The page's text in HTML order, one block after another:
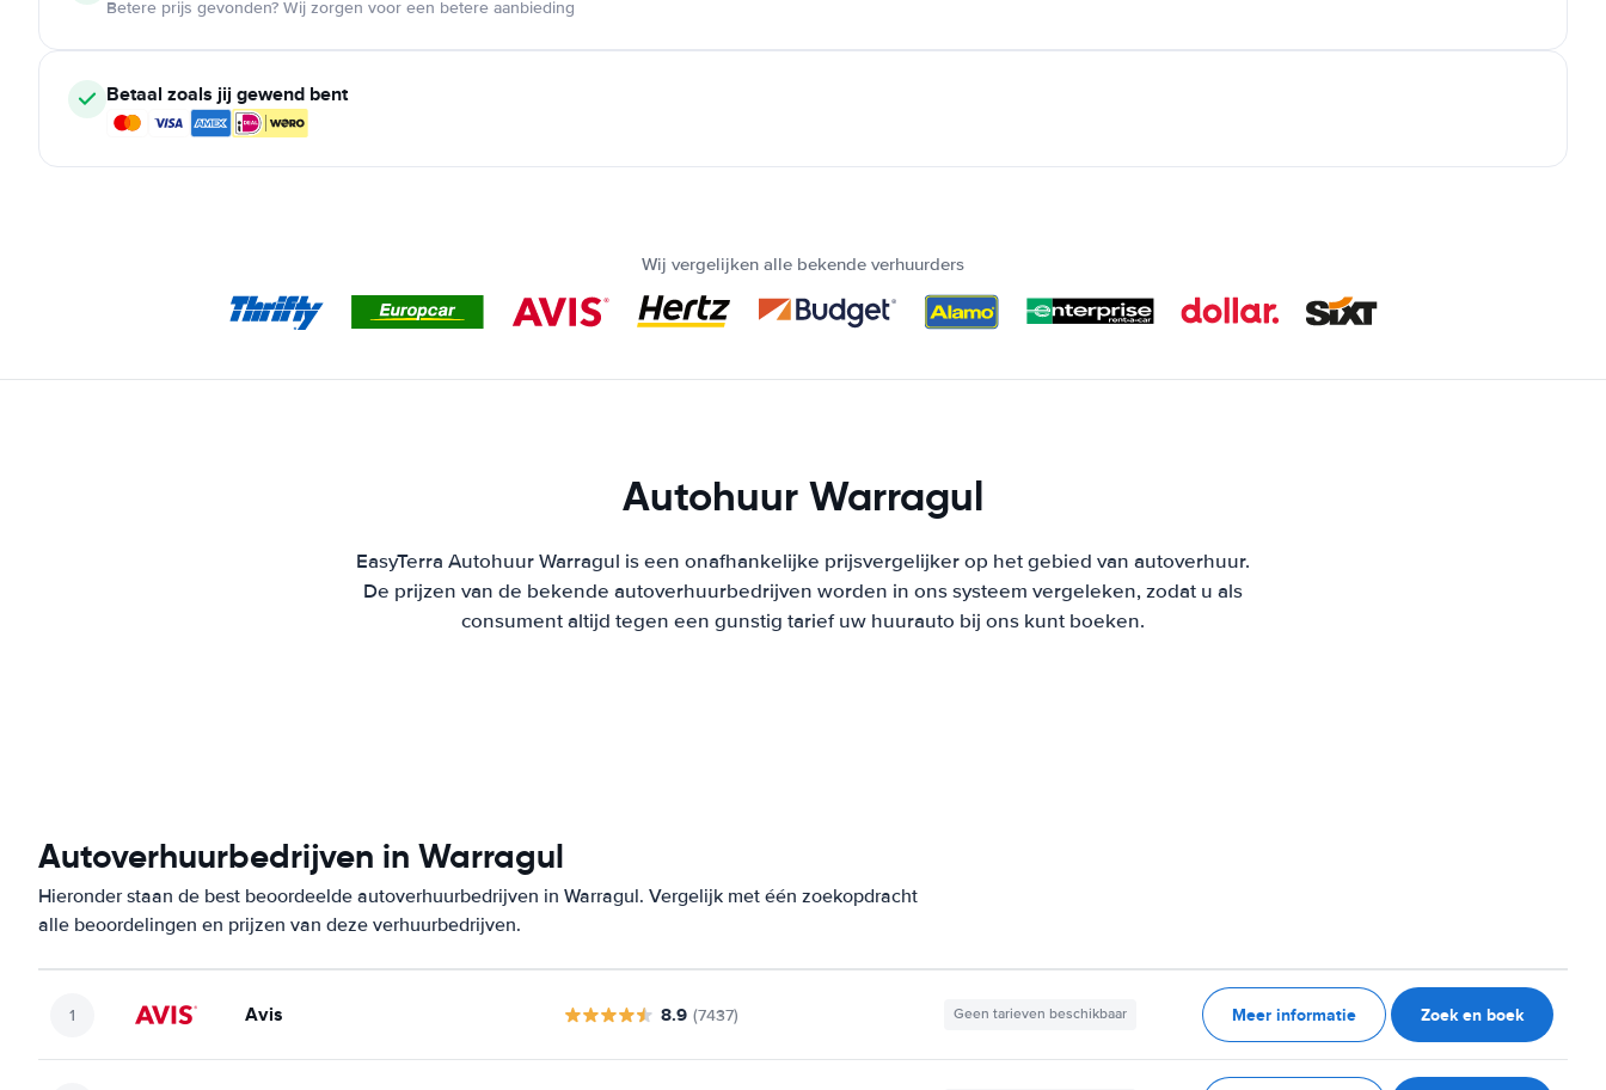
Betere prijs gevonden? Wij zorgen voor een betere aanbieding
Betaal zoals jij gewend bent
Wij vergelijken alle bekende verhuurders
Autohuur Warragul
EasyTerra Autohuur Warragul is een onafhankelijke prijsvergelijker op het gebied van autoverhuur.
De prijzen van de bekende autoverhuurbedrijven worden in ons systeem vergeleken, zodat u als
consument altijd tegen een gunstig tarief uw huurauto bij ons kunt boeken.
Autoverhuurbedrijven in Warragul
Hieronder staan de best beoordeelde autoverhuurbedrijven in Warragul. Vergelijk met één zoekopdracht
alle beoordelingen en prijzen van deze verhuurbedrijven.
Avis 8.9 (7437) Geen tarieven beschikbaar Meer informatie Zoek en boek